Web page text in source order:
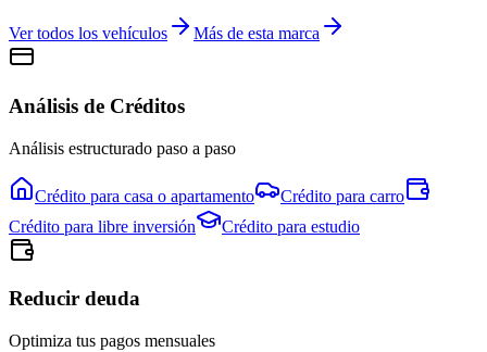
Ver todos los vehículos Más de esta marca
Análisis de Créditos
Análisis estructurado paso a paso
Crédito para casa o apartamento Crédito para carro
Crédito para libre inversión Crédito para estudio
Reducir deuda
Optimiza tus pagos mensuales